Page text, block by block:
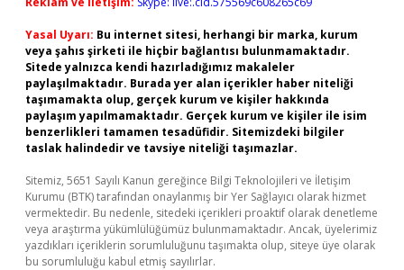
Yasal Uyarı: Bu internet sitesi, herhangi bir marka, kurum
veya şahıs şirketi ile hiçbir bağlantısı bulunmamaktadır.
Sitede yalnızca kendi hazırladığımız makaleler
paylaşılmaktadır. Burada yer alan içerikler haber niteliği
taşımamakta olup, gerçek kurum ve kişiler hakkında
paylaşım yapılmamaktadır. Gerçek kurum ve kişiler ile isim
benzerlikleri tamamen tesadüfidir. Sitemizdeki bilgiler
taslak halindedir ve tavsiye niteliği taşımazlar.
Sitemiz, 5651 Sayılı Kanun gereğince Bilgi Teknolojileri ve İletişim
Kurumu (BTK) tarafından onaylanmış bir Yer Sağlayıcı olarak hizmet
vermektedir. Bu nedenle, sitedeki içerikleri proaktif olarak denetleme
veya araştırma yükümlülüğümüz bulunmamaktadır. Ancak, üyelerimiz
yazdıkları içeriklerin sorumluluğunu taşımakta olup, siteye üye olarak
bu sorumluluğu kabul etmiş sayılırlar.